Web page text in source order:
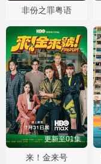
非份之罪粤语
更新至01集
来！金来号